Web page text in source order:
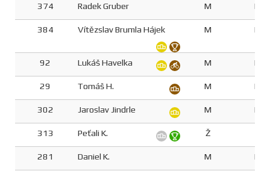
374 Radek Gruber M
384 Vítězslav Brumla Hájek M
92 Lukáš Havelka M
29 Tomáš H. M
302 Jaroslav Jindrle M
313 Peťali K. Ž
281 Daniel K. M